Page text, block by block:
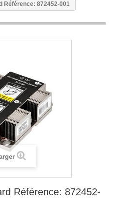
Référence: 872452-001
Référence: 872452-